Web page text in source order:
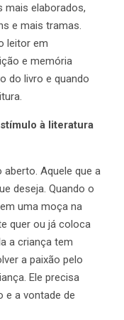
mais elaborados,
e mais tramas.
leitor em
e memória
do livro e quando
à literatura
Aquele que a
deseja. Quando o
uma moça na
quer ou já coloca
a criança tem
a paixão pelo
Ele precisa
e a vontade de